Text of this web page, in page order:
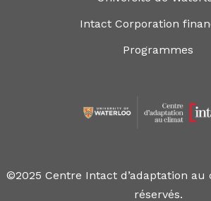
Intact Corporation
Programmes
©2025 Centre Intact d’adaptation au
réservés.